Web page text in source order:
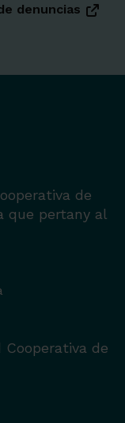
denuncias
de
que pertany al
Cooperativa de